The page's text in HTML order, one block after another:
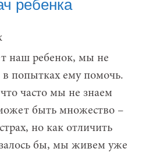
ребенка
наш ребенок, мы не
в попытках ему помочь.
часто мы не знаем
быть множество –
но как отличить
бы, мы живем уже